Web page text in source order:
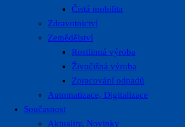
Čistá mobilita
Zdravotnictví
Zemědělství
Rostlinná výroba
Živočišná výroba
Zpracování odpadů
Automatizace, Digitalizace
Současnost
Aktuality, Novinky